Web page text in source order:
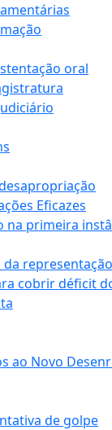
oral
Eficazes
primeira
representação
cobrir déficit
ao Novo
de golpe